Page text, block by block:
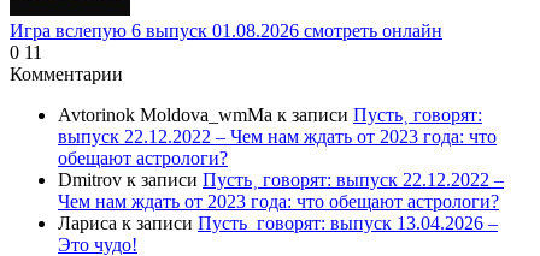
Игра вслепую 6 выпуск 01.08.2026 смотреть онлайн
0 11
Комментарии
Avtorinok Moldova_wmMa к записи Пусть˲ говорят:
выпуск 22.12.2022 – Чем нам ждать от 2023 года: что
обещают астрологи?
Dmitrov к записи Пусть˲ говорят: выпуск 22.12.2022 –
Чем нам ждать от 2023 года: что обещают астрологи?
Лариса к записи Пусть_говорят: выпуск 13.04.2026 –
Это чудо!